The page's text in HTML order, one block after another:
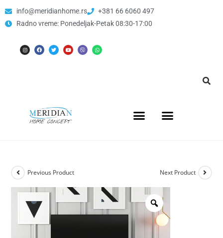
info@meridianhome.rs
+381 66 6060 497
Radno vreme: Ponedeljak-Petak 08:30-17:00
Previous Product Next Product